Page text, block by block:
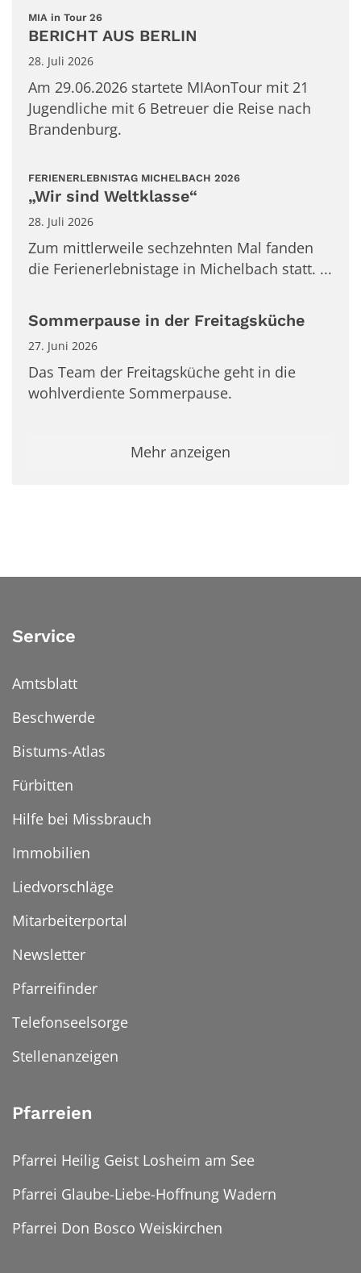
MIA in Tour 26:
BERICHT AUS BERLIN
28. Juli 2026
Am 29.06.2026 startete MIAonTour mit 21
Jugendliche mit 6 Betreuer die Reise nach
Brandenburg.
FERIENERLEBNISTAG MICHELBACH 2026:
„Wir sind Weltklasse“
28. Juli 2026
Zum mittlerweile sechzehnten Mal fanden
die Ferienerlebnistage in Michelbach statt. ...
Sommerpause in der Freitagsküche
27. Juni 2026
Das Team der Freitagsküche geht in die
wohlverdiente Sommerpause.
Mehr anzeigen
Service
Amtsblatt
Beschwerde
Bistums-Atlas
Fürbitten
Hilfe bei Missbrauch
Immobilien
Liedvorschläge
Mitarbeiterportal
Newsletter
Pfarreifinder
Telefonseelsorge
Stellenanzeigen
Pfarreien
Pfarrei Heilig Geist Losheim am See
Pfarrei Glaube-Liebe-Hoffnung Wadern
Pfarrei Don Bosco Weiskirchen